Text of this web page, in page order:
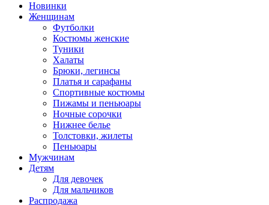
Новинки
Женщинам
Футболки
Костюмы женские
Туники
Халаты
Брюки, легинсы
Платья и сарафаны
Спортивные костюмы
Пижамы и пеньюары
Ночные сорочки
Нижнее белье
Толстовки, жилеты
Пеньюары
Мужчинам
Детям
Для девочек
Для мальчиков
Распродажа